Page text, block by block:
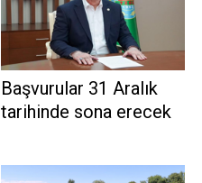
Başvurular 31 Aralık
tarihinde sona erecek